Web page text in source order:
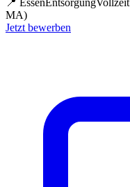
MA)
Jetzt bewerben